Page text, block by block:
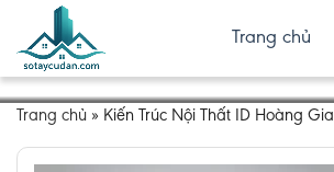
Trang chủ
Trang chủ » Kiến Trúc Nội Thất ID Hoàng Gia